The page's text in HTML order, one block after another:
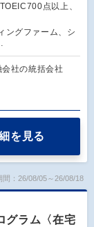
点以上、
ングファーム、シ
社の統括会社
を見る
間：26/08/05～26/08/18
グラム〈在宅